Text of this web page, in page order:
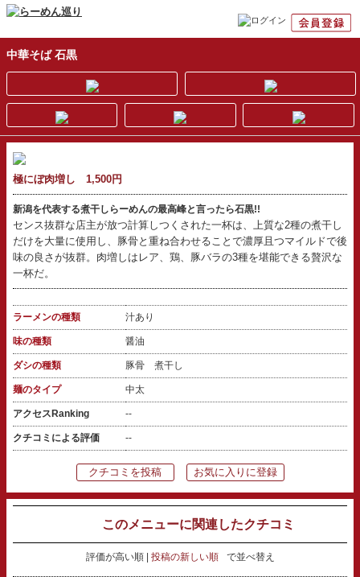
中華そば 石黒
極にぼ肉増し 1,500円
新潟を代表する煮干しらーめんの最高峰と言ったら石黒!!
センス抜群な店主が放つ計算しつくされた一杯は、上質な2種の煮干し
だけを大量に使用し、豚骨と重ね合わせることで濃厚且つマイルドで後
味の良さが抜群。肉増しはレア、鶏、豚バラの3種を堪能できる贅沢な
一杯だ。
ラーメンの種類 汁あり
味の種類 醤油
ダシの種類 豚骨 煮干し
麺のタイプ 中太
アクセスRanking --
クチコミによる評価 --
クチコミを投稿 お気に入りに登録
このメニューに関連したクチコミ
評価が高い順 投稿の新しい順 で並べ替え